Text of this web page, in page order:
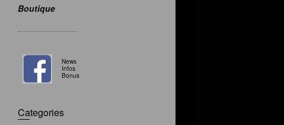
Boutique
News
Infos
Bonus
Categories